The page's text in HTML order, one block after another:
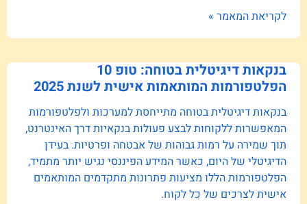
לקריאת המאמר »
בנקאות דיגיטלית בטוחה: טופ 10
הפלטפורמות המותאמות אישית לשנת 2025
בנקאות דיגיטלית בטוחה מתייחסת למערכות ולפלטפורמות
המאפשרות ללקוחות לבצע פעולות בנקאיות דרך האינטרנט,
תוך שמירה על רמות גבוהות של אבטחה ופרטיות. בעידן
הדיגיטלי של היום, כאשר המידע הפיננסי נגיש יותר מתמיד,
הפלטפורמות הללו מציעות פתרונות מתקדמים המותאמים
אישית לצרכים של כל לקוח.